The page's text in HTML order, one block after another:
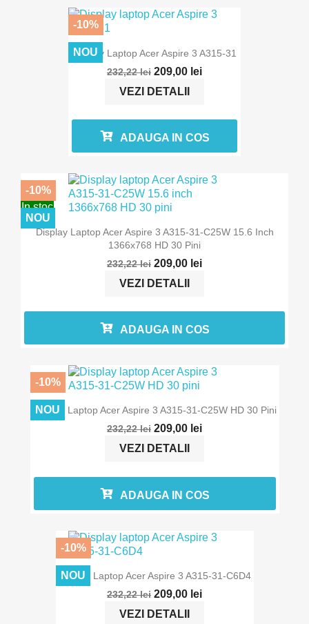
In stoc
Display Laptop Acer Aspire 3 A315-31
232,22 lei 209,00 lei
VEZI DETALII
-10%
NOU
ADAUGA IN COS
In stoc
Display Laptop Acer Aspire 3 A315-31-C25W 15.6 Inch
1366x768 HD 30 Pini
232,22 lei 209,00 lei
VEZI DETALII
-10%
NOU
ADAUGA IN COS
In stoc
Display Laptop Acer Aspire 3 A315-31-C25W HD 30 Pini
232,22 lei 209,00 lei
VEZI DETALII
-10%
NOU
ADAUGA IN COS
In stoc
Display Laptop Acer Aspire 3 A315-31-C6D4
232,22 lei 209,00 lei
VEZI DETALII
-10%
NOU